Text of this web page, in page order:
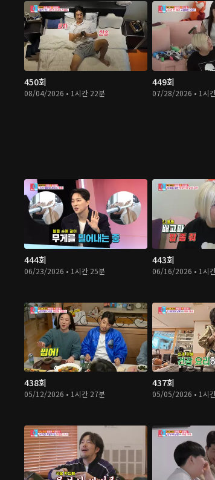
450회
08/04/2026 • 1시간 22분
449회
07/28/2026 • 1시
444회
06/23/2026 • 1시간 25분
443회
06/16/2026 • 1시
438회
05/12/2026 • 1시간 27분
437회
05/05/2026 • 1시